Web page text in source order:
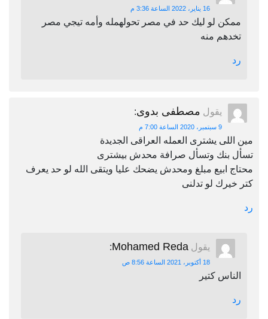
16 يناير، 2022 الساعة 3:36 م
ممكن لو ليك حد في مصر تحولهمله وأمه تيجي مصر
تخدهم منه
رد
يقول مصطفى بدوى:
9 سبتمبر، 2020 الساعة 7:00 م
مين اللى يشترى العمله العراقى الجديدة
تسأل بنك وتسأل صرافة محدش بيشترى
محتاج ابيع مبلغ ومحدش يضحك عليا ويتقى الله لو حد يعرف
كتر خيرك لو تدلنى
رد
يقول Mohamed Reda
:
18 أكتوبر، 2021 الساعة 8:56 ص
الناس كتير
رد